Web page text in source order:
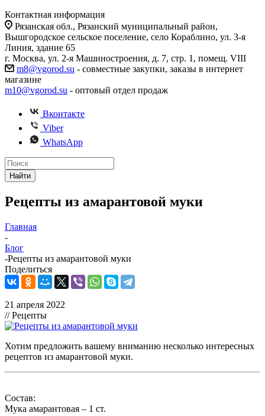
Контактная информация
Рязанская обл., Рязанский муниципальный район,
Вышгородское сельское поселение, село Кораблино, ул. 3-я
Линия, здание 65
г. Москва, ул. 2-я Машиностроения, д. 7, стр. 1, помещ. VIII
m8@vgorod.su - совместные закупки, заказы в интернет
магазине
m10@vgorod.su - оптовый отдел продаж
Вконтакте
Viber
WhatsApp
Найти
Рецепты из амарантовой муки
Главная
-
Блог
-Рецепты из амарантовой муки
Поделиться
21 апреля 2022
// Рецепты
Хотим предложить вашему вниманию несколько интересных
рецептов из амарантовой муки.
Состав:
Мука амарантовая – 1 ст.